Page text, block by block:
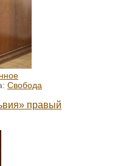
Свобода
правый